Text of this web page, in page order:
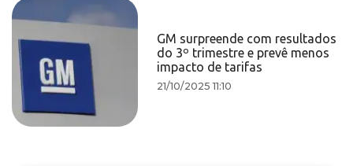
GM surpreende com resultados
do 3º trimestre e prevê menos
impacto de tarifas
21/10/2025 11:10